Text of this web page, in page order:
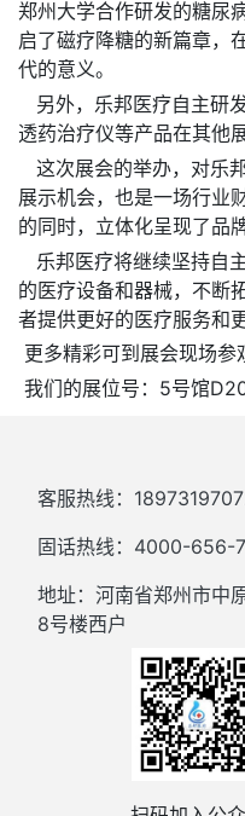
郑州大学合作研发的糖尿
启了磁疗降糖的新篇章，
代的意义。
另外，乐邦医疗自主研
透药治疗仪等产品在其他
这次展会的举办，对乐
展示机会，也是一场行业
的同时，立体化呈现了品
乐邦医疗将继续坚持自
的医疗设备和器械，不断
者提供更好的医疗服务和
更多精彩可到展会现场参
我们的展位号：5号馆
客服热线：
固话热线：4000-656-
地址：河南省郑州市中
8号楼西户